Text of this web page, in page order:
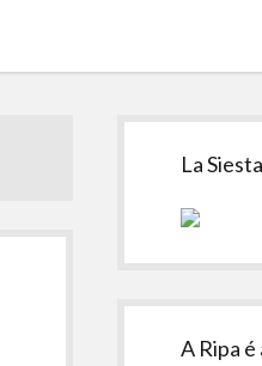
Sidebar
La
A Ripa é